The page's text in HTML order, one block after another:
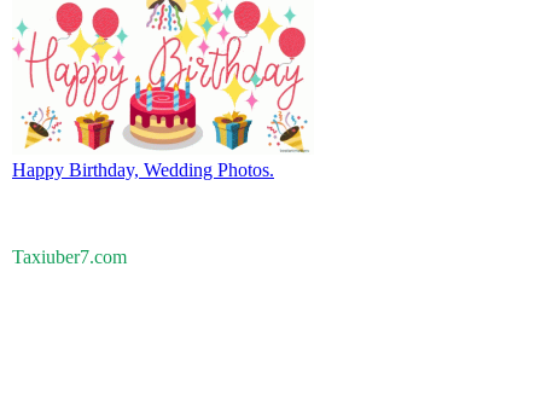
Happy Birthday, Wedding Photos.
Taxiuber7.com